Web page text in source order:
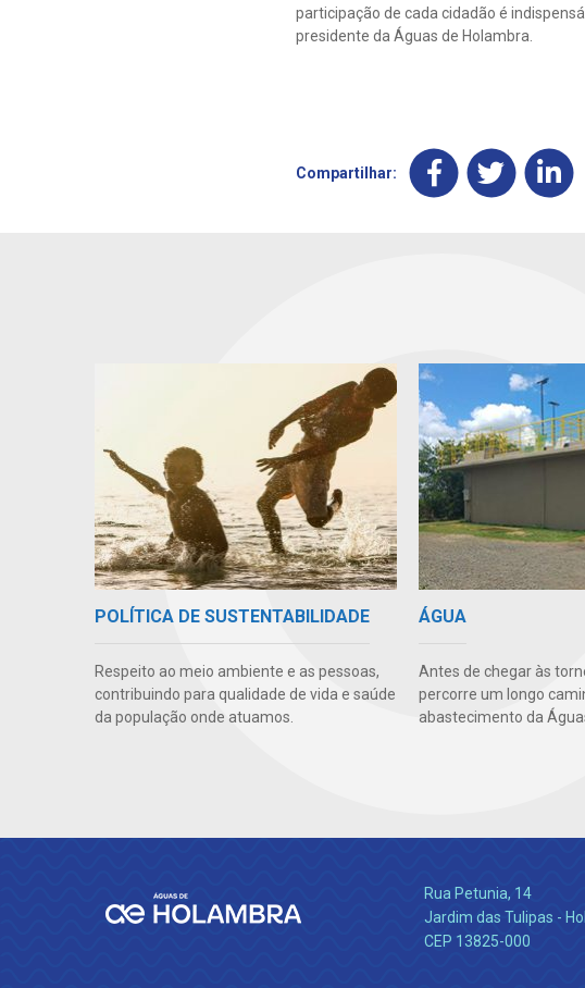
participação de cada cidadão é
presidente da Águas de Holambra.
Compartilhar:
POLÍTICA DE SUSTENTABILIDADE
Respeito ao meio ambiente e as pessoas,
contribuindo para qualidade de vida e saúde
da população onde atuamos.
ÁGUA
Antes de chegar às
percorre um longo
abastecimento da
Rua Petunia, 14
Jardim das Tulipas -
CEP 13825-000